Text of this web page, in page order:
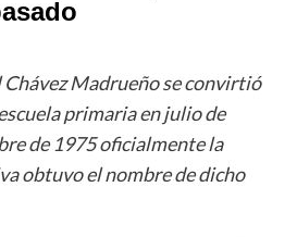
Madrueño se convirtió
primaria en julio de
de 1975 oficialmente la
obtuvo el nombre de dicho